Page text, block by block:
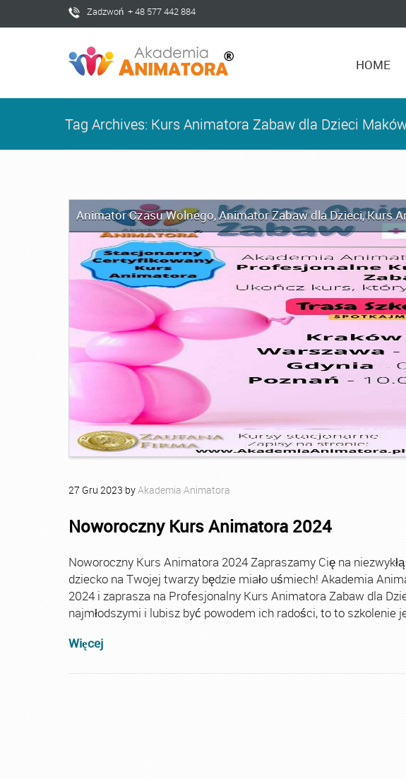
Zadzwoń + 48 577 442 884
HOME
Tag Archives: Kurs Animatora Zabaw dla Dzieci
Animator Czasu Wolnego,Animator Zabaw dla Dzieci,Kurs
27 Gru 2023 byAkademia Animatora
Noworoczny Kurs Animatora 2024
Noworoczny Kurs Animatora 2024 Zapraszamy Cię na
dziecko na Twojej twarzy będzie miało uśmiech! Akademia
2024 i zaprasza na Profesjonalny Kurs Animatora Zabaw dla
najmłodszymi i lubisz być powodem ich radości, to to szkolenie
Więcej